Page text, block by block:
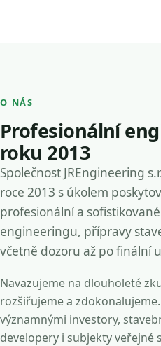
O NÁS
Profesionální
roku 2013
Společnost JREngineering
roce 2013 s úkolem
profesionální a
engineeringu, přípravy
včetně dozoru až po finální
Navazujeme na dlouholeté
rozšiřujeme a
významnými investory,
developery i subjekty veřejné